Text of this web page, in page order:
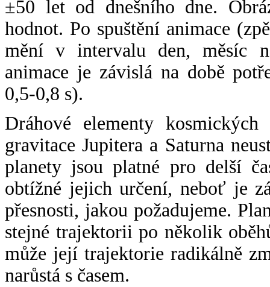
±50 let od dnešního dne.
hodnot. Po spuštění animace
mění v intervalu den, měsíc
animace je závislá na době
0,5-0,8 s).
Dráhové elementy
gravitace Jupitera a Saturna
planety jsou platné pro delší
obtížné jejich určení, neboť je
přesnosti, jakou požadujeme.
stejné trajektorii po několik
může její trajektorie radikálně
narůstá s časem.